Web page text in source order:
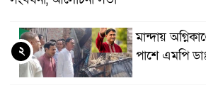
মান্দায়
পাশে এমপি
২